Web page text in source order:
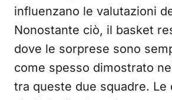
influenzano le valutazioni
Nonostante ciò, il basket
dove le sorprese sono
come spesso dimostrato
tra queste due squadre. Le